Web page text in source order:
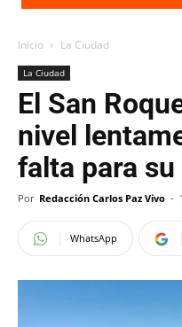
Inicio La Ciudad
La Ciudad
El San
nivel
falta para
Por Redacción Carlos Paz Vivo -
WhatsApp